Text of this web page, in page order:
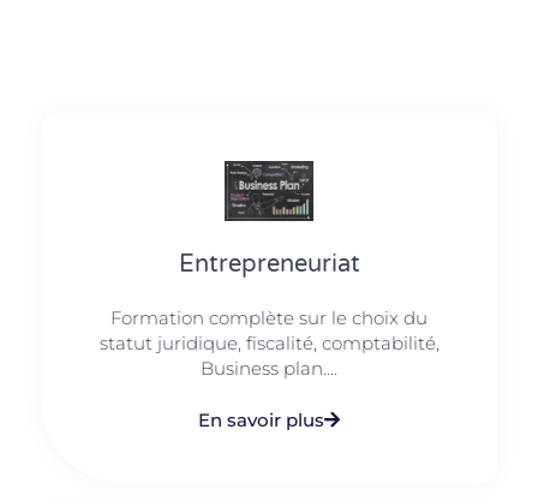
Entrepreneuriat
Formation complète sur le choix du
statut juridique, fiscalité, comptabilité,
Business plan....
En savoir plus